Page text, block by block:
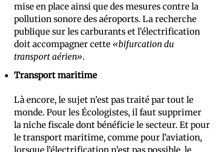
mise en place ainsi que des mesures contre la
pollution sonore des aéroports. La recherche
publique sur les carburants et l’électrification
doit accompagner cette «bifurcation du
transport aérien».
Transport maritime
Là encore, le sujet n’est pas traité par tout le
monde. Pour les Écologistes, il faut supprimer
la niche fiscale dont bénéficie le secteur. Et pour
le transport maritime, comme pour l’aviation,